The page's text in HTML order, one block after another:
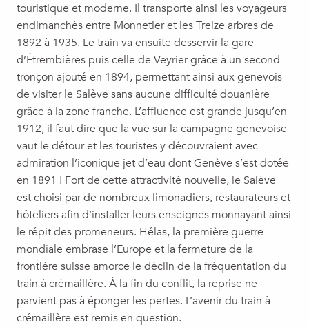
touristique et moderne. Il transporte ainsi les voyageurs
endimanchés entre Monnetier et les Treize arbres de
1892 à 1935. Le train va ensuite desservir la gare
d’Étrembières puis celle de Veyrier grâce à un second
tronçon ajouté en 1894, permettant ainsi aux genevois
de visiter le Salève sans aucune difficulté douanière
grâce à la zone franche. L’affluence est grande jusqu’en
1912, il faut dire que la vue sur la campagne genevoise
vaut le détour et les touristes y découvraient avec
admiration l’iconique jet d’eau dont Genève s’est dotée
en 1891 ! Fort de cette attractivité nouvelle, le Salève
est choisi par de nombreux limonadiers, restaurateurs et
hôteliers afin d’installer leurs enseignes monnayant ainsi
le répit des promeneurs. Hélas, la première guerre
mondiale embrase l’Europe et la fermeture de la
frontière suisse amorce le déclin de la fréquentation du
train à crémaillère. À la fin du conflit, la reprise ne
parvient pas à éponger les pertes. L’avenir du train à
crémaillère est remis en question.